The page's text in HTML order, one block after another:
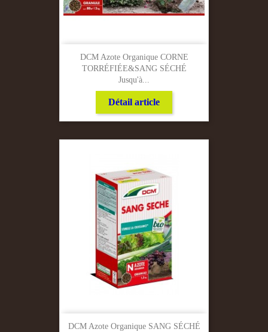
DCM Azote Organique CORNE
TORRÉFIÉE&SANG SÉCHÉ
Jusqu'à...
Détail article
DCM Azote Organique SANG SÉCHÉ